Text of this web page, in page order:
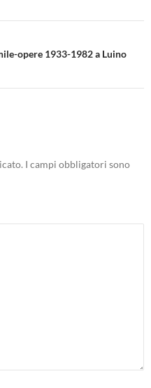
opere 1933-1982 a Luino
I campi obbligatori sono